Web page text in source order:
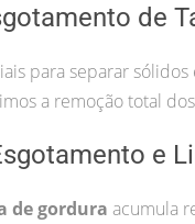
de
para separar
a remoção total
e
de gordura acumula